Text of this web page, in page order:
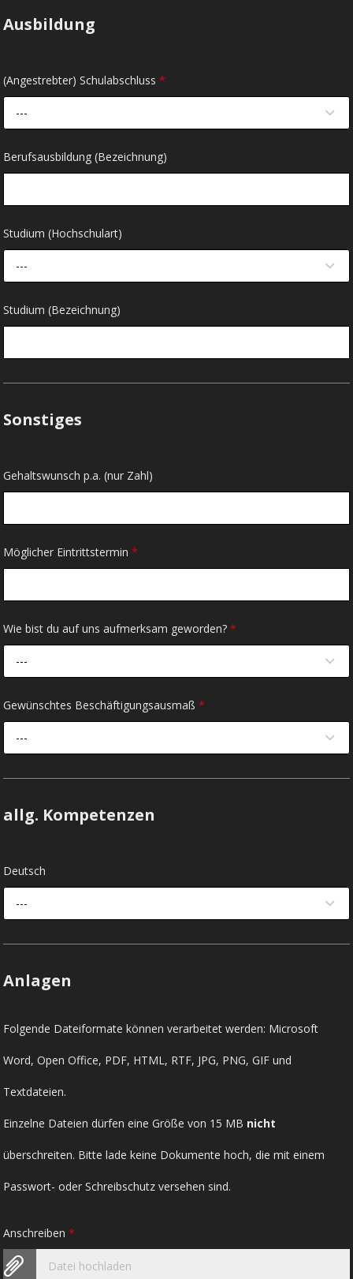
Ausbildung
(Angestrebter) Schulabschluss*
---
Berufsausbildung (Bezeichnung)
Studium (Hochschulart)
---
Studium (Bezeichnung)
Sonstiges
Gehaltswunsch p.a. (nur Zahl)
Möglicher Eintrittstermin*
Wie bist du auf uns aufmerksam geworden?*
---
Gewünschtes Beschäftigungsausmaß*
---
allg. Kompetenzen
Deutsch
---
Anlagen
Folgende Dateiformate können verarbeitet werden: Microsoft
Word, Open Office, PDF, HTML, RTF, JPG, PNG, GIF und
Textdateien.
Einzelne Dateien dürfen eine Größe von 15 MB nicht
überschreiten. Bitte lade keine Dokumente hoch, die mit einem
Passwort- oder Schreibschutz versehen sind.
Anschreiben*
Datei hochladen